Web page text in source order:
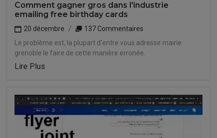
Comment gagner gros dans l'industrie
emailing free birthday cards
20 décembre
137 Commentaires
Le problème est, la plupart d'entre vous adresse mairie
grenoble le faire de cette manière erronée.
Lire Plus